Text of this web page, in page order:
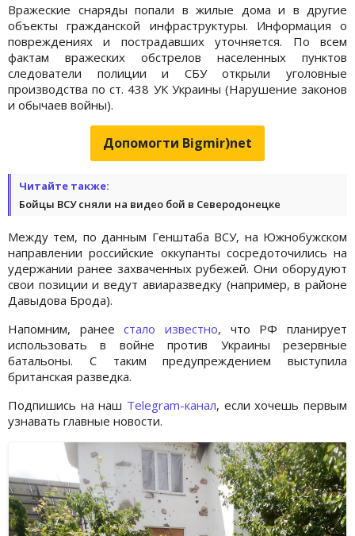
Вражеские снаряды попали в жилые дома и в другие
объекты гражданской инфраструктуры. Информация о
повреждениях и пострадавших уточняется. По всем
фактам вражеских обстрелов населенных пунктов
следователи полиции и СБУ открыли уголовные
производства по ст. 438 УК Украины (Нарушение законов
и обычаев войны).
Допомогти Bigmir)net
Читайте также:
Бойцы ВСУ сняли на видео бой в Северодонецке
Между тем, по данным Генштаба ВСУ, на Южнобужском
направлении российские оккупанты сосредоточились на
удержании ранее захваченных рубежей. Они оборудуют
свои позиции и ведут авиаразведку (например, в районе
Давыдова Брода).
Напомним, ранеестало известно, что РФ планирует
использовать в войне против Украины резервные
батальоны. С таким предупреждением выступила
британская разведка.
Подпишись на наш Telegram-канал, если хочешь первым
узнавать главные новости.